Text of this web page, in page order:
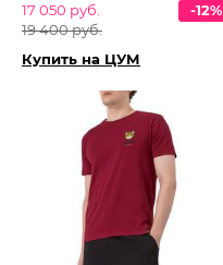
17 050 руб.
19 400 руб.
-12%
Купить на ЦУМ